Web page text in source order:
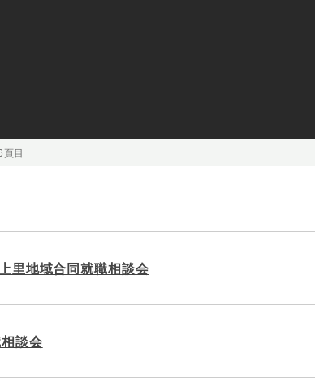
頁目
上里地域合同就職相談会
談会